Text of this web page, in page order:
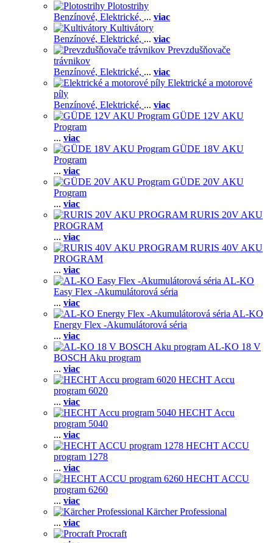
Plotostrihy
Benzínové, Elektrické, ... viac
Kultivátory
Benzínové, Elektrické, ... viac
Prevzdušňovače
trávnikov
Benzínové, Elektrické, ... viac
Elektrické a motorové
píly
Benzínové, Elektrické, ... viac
GÜDE 12V AKU
Program
... viac
GÜDE 18V AKU
Program
... viac
GÜDE 20V AKU
Program
... viac
RURIS 20V AKU
PROGRAM
... viac
RURIS 40V AKU
PROGRAM
... viac
AL-KO
Easy Flex -Akumulátorová séria
... viac
AL-KO
Energy Flex -Akumulátorová séria
... viac
AL-KO 18 V
BOSCH Aku program
... viac
HECHT Accu
program 6020
... viac
HECHT Accu
program 5040
... viac
HECHT ACCU
program 1278
... viac
HECHT ACCU
program 6260
... viac
Kärcher Professional
... viac
Procraft